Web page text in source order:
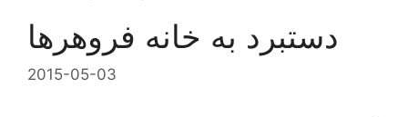
دستبرد به خانه فروهرها
2015-05-03